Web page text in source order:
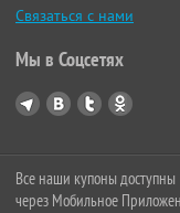
Связаться с нами
Мы в Соцсетях
Все наши купоны доступны
через Мобильное